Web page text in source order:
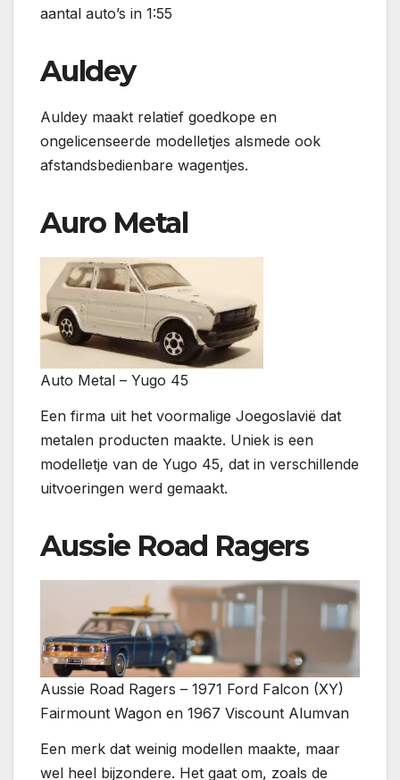
aantal auto’s in 1:55
Auldey
Auldey maakt relatief goedkope en
ongelicenseerde modelletjes alsmede ook
afstandsbedienbare wagentjes.
Auro Metal
Auto Metal – Yugo 45
Een firma uit het voormalige Joegoslavië dat
metalen producten maakte. Uniek is een
modelletje van de Yugo 45, dat in verschillende
uitvoeringen werd gemaakt.
Aussie Road Ragers
Aussie Road Ragers – 1971 Ford Falcon (XY)
Fairmount Wagon en 1967 Viscount Alumvan
Een merk dat weinig modellen maakte, maar
wel heel bijzondere. Het gaat om, zoals de